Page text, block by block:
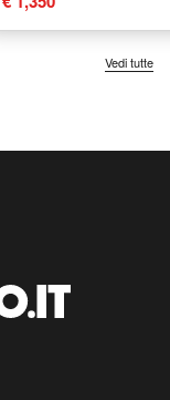
Vedi tutte